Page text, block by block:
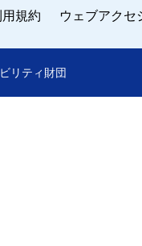
規約 ウェブアクセ
リティ財団